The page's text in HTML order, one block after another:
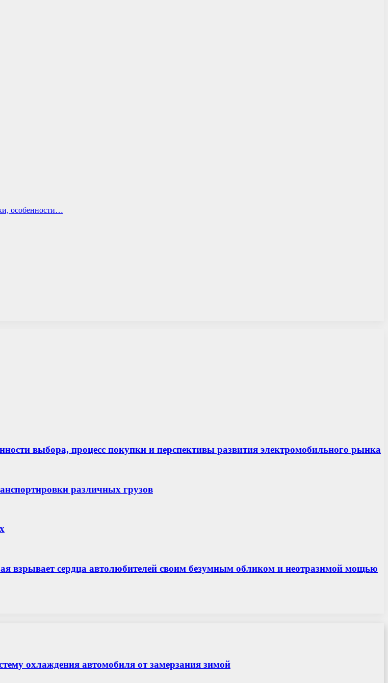
особенности…
выбора, процесс покупки и перспективы развития электромобильного рынка
различных грузов
взрывает сердца автолюбителей своим безумным обликом и неотразимой мощью
охлаждения автомобиля от замерзания зимой